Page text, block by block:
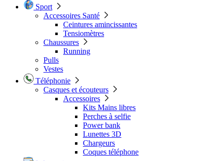
Sport
Accessoires Santé
Ceintures amincissantes
Tensiomètres
Chaussures
Running
Pulls
Vestes
Téléphonie
Casques et écouteurs
Accessoires
Kits Mains libres
Perches à selfie
Power bank
Lunettes 3D
Chargeurs
Coques téléphone